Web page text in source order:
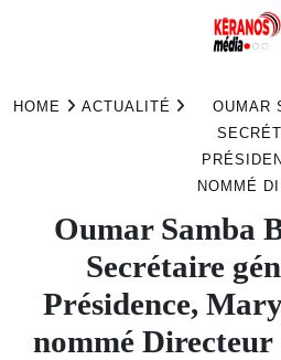
HOME ACTUALITÉ
OUMAR
NOMMÉ
Oumar Samba
Secrétaire
Présidence,
nommé